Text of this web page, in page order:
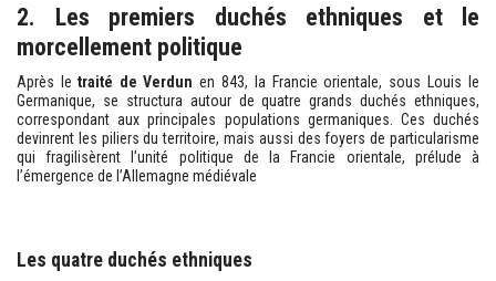
2. Les premiers duchés ethniques et le
morcellement politique
Après le traité de Verdun en 843, la Francie orientale, sous Louis le
Germanique, se structura autour de quatre grands duchés ethniques,
correspondant aux principales populations germaniques. Ces duchés
devinrent les piliers du territoire, mais aussi des foyers de particularisme
qui fragilisèrent l’unité politique de la Francie orientale, prélude à
l’émergence de l’Allemagne médiévale
Les quatre duchés ethniques